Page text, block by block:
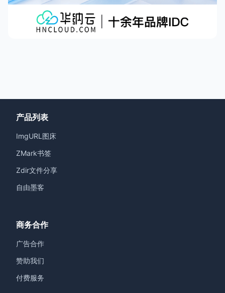
产品列表
ImgURL图床
ZMark书签
Zdir文件分享
自由墨客
商务合作
广告合作
赞助我们
付费服务